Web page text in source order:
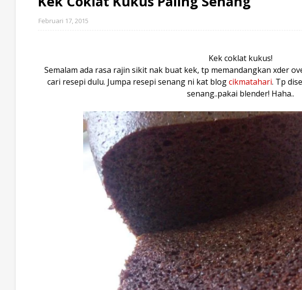
Februari 17, 2015
Kek coklat kukus!
Semalam ada rasa rajin sikit nak buat kek, tp memandangkan xder
cari resepi dulu. Jumpa resepi senang ni kat blogcikmatahari. Tp
senang..pakai blender! Haha..